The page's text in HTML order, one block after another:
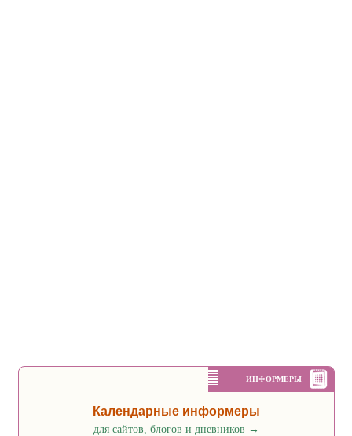
ИНФОРМЕРЫ
Календарные информеры
для сайтов, блогов и дневников →